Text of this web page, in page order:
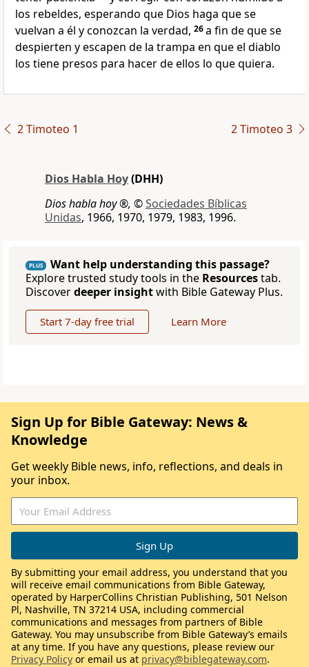
los rebeldes, esperando que Dios haga que se
vuelvan a él y conozcan la verdad, 26a fin de que se
despierten y escapen de la trampa en que el diablo
los tiene presos para hacer de ellos lo que quiera.
2 Timoteo 1 2 Timoteo 3
Dios Habla Hoy(DHH)
Dios habla hoy ®, ©Sociedades Bíblicas
Unidas, 1966, 1970, 1979, 1983, 1996.
PLUS
Want help understanding this passage?
Explore trusted study tools in the Resourcestab.
Discoverdeeper insightwith Bible Gateway Plus.
Start 7-day free trial Learn More
Sign Up for Bible Gateway: News &
Knowledge
Get weekly Bible news, info, reflections, and deals in
your inbox.
By submitting your email address, you understand that you
will receive email communications from Bible Gateway,
operated by HarperCollins Christian Publishing, 501 Nelson
Pl, Nashville, TN 37214 USA, including commercial
communications and messages from partners of Bible
Gateway. You may unsubscribe from Bible Gateway’s emails
at any time. If you have any questions, please review our
Privacy Policy or email us at privacy@biblegateway.com.